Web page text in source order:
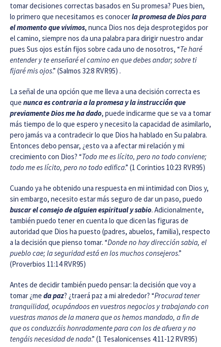
tomar decisiones correctas basados en Su promesa? Pues bien,
lo primero que necesitamos es conocerla promesa de Dios para
el momento que vivimos, nunca Dios nos deja desprotegidos por
el camino, siempre nos da una palabra para dirigir nuestro andar
pues Sus ojos están fijos sobre cada uno de nosotros, “Te haré
entender y te enseñaré el camino en que debes andar; sobre ti
fijaré mis ojos.” (Salmos 32:8 RVR95) .
La señal de una opción que me lleva a una decisión correcta es
que nunca es contraria a la promesa y la instrucción que
previamente Dios me ha dado, puede indicarme que se va a tomar
más tiempo de lo que espero y necesito la capacidad de asimilarlo,
pero jamás va a contradecir lo que Dios ha hablado en Su palabra.
Entonces debo pensar, ¿esto va a afectar mi relación y mi
crecimiento con Dios? “Todo me es lícito, pero no todo conviene;
todo me es lícito, pero no todo edifica.” (1 Corintios 10:23 RVR95)
Cuando ya he obtenido una respuesta en mi intimidad con Dios y,
sin embargo, necesito estar más seguro de dar un paso, puedo
buscar el consejo de alguien espiritual y sabio. Adicionalmente,
también puedo tener en cuenta lo que dicen las figuras de
autoridad que Dios ha puesto (padres, abuelos, familia), respecto
a la decisión que pienso tomar. “Donde no hay dirección sabia, el
pueblo cae; la seguridad está en los muchos consejeros.”
(Proverbios 11:14 RVR95)
Antes de decidir también puedo pensar: la decisión que voy a
tomar ¿me da paz? ¿traerá paz a mi alrededor? “Procurad tener
tranquilidad, ocupándoos en vuestros negocios y trabajando con
vuestras manos de la manera que os hemos mandado, a fin de
que os conduzcáis honradamente para con los de afuera y no
tengáis necesidad de nada.” (1 Tesalonicenses 4:11-12 RVR95)